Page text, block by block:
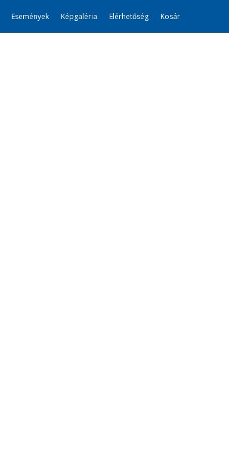
Események Képgaléria Elérhetőség Kosár